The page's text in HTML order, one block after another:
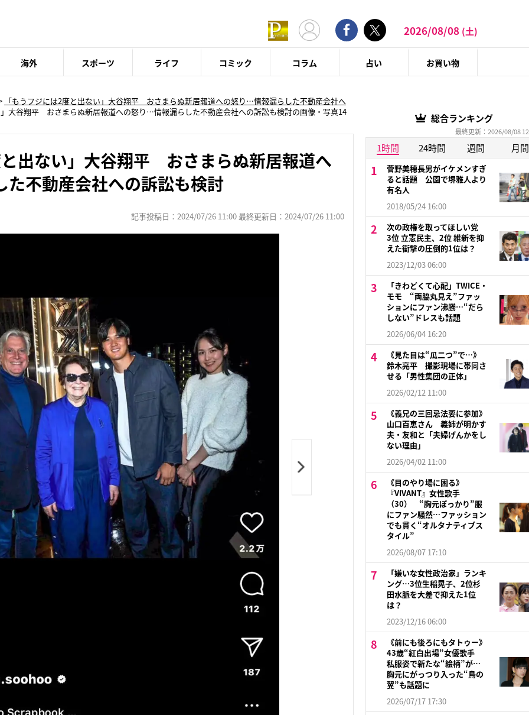
2026/08/08 (土)
海外 スポーツ ライフ コミック コラム 占い お買い物
「もうフジには2度と出ない」大谷翔平 おさまらぬ新居報道への怒り…情報漏らした不動産会社へ
大谷翔平 おさまらぬ新居報道への怒り…情報漏らした不動産会社への訴訟も検討の画像・写真14
出ない」大谷翔平 おさまらぬ新居報道へ
不動産会社への訴訟も検討
記事投稿日：2024/07/26 11:00 最終更新日：2024/07/26 11:00
総合ランキング
最終更新：2026/08/08
1時間 24時間 週間 月間
菅野美穂長男がイケメンすぎ
ると話題 公園で堺雅人より
有名人
2018/05/24 16:00
次の政権を取ってほしい党
3位 立憲民主、2位 維新を抑
えた衝撃の圧倒的1位は？
2023/12/03 06:00
「きわどくて心配」TWICE・
モモ “両脇丸見え”ファッ
ションにファン沸騰…“だら
しない”ドレスも話題
2026/06/04 16:20
《見た目は“瓜二つ”で…》
鈴木亮平 撮影現場に帯同さ
せる「男性集団の正体」
2026/02/12 11:00
《義兄の三回忌法要に参加》
山口百恵さん 義姉が明かす
夫・友和と「夫婦げんかをし
ない理由」
2026/04/02 11:00
《目のやり場に困る》
『VIVANT』女性歌手
（30） “胸元ぽっかり”服
にファン騒然…ファッション
でも貫く“オルタナティブス
タイル”
2026/08/07 17:10
「嫌いな女性政治家」ランキ
ング…3位生稲晃子、2位杉
田水脈を大差で抑えた1位
は？
2023/12/16 06:00
《前にも後ろにもタトゥー》
43歳“紅白出場”女優歌手
私服姿で新たな“絵柄”が…
胸元にがっつり入った“鳥の
翼”も話題に
2026/07/17 17:30